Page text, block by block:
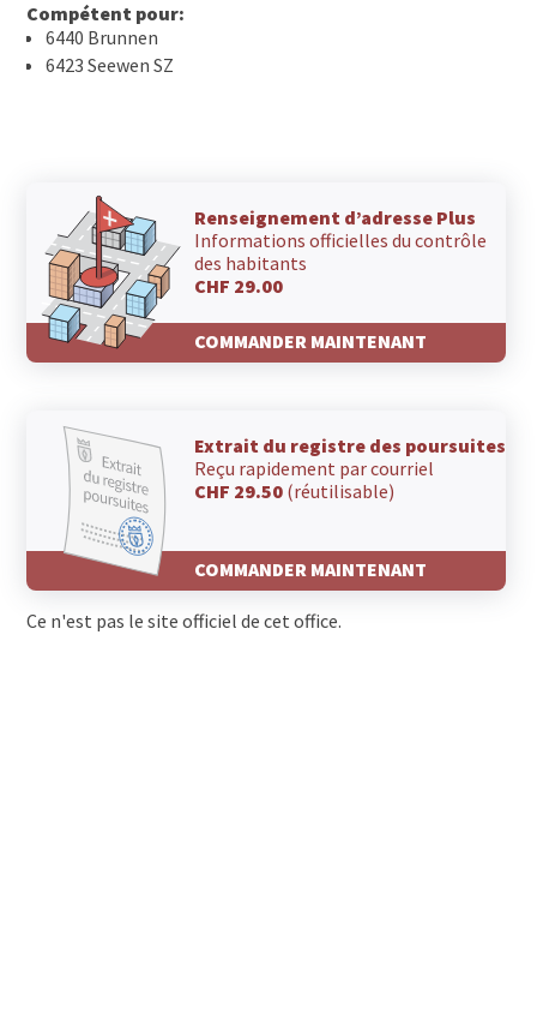
Compétent pour:
6440 Brunnen
6423 Seewen SZ
Renseignement d’adresse Plus
Informations officielles du contrôle
des habitants
CHF 29.00
COMMANDER MAINTENANT
Extrait du registre des poursuites
Reçu rapidement par courriel
CHF 29.50 (réutilisable)
COMMANDER MAINTENANT
Ce n'est pas le site officiel de cet office.